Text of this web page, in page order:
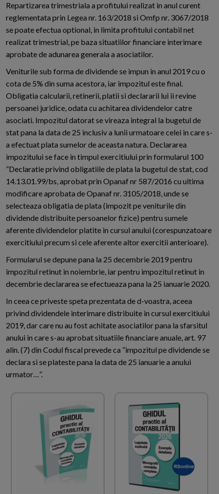
Repartizarea trimestriala a profitului realizat in anul curent
reglementata prin Legea nr. 163/2018 si Omfp nr. 3067/2018
se poate efectua optional, in limita profitului contabil net
realizat trimestrial, pe baza situatiilor financiare interimare
aprobate de adunarea generala a asociatilor.
Veniturile sub forma de dividende se impun in anul 2019 cu o
cota de 5% din suma acestora, iar impozitul este final.
Obligatia calcularii, retinerii, platii si declararii lui ii revine
persoanei juridice, odata cu achitarea dividendelor catre
asociati. Impozitul datorat se vireaza integral la bugetul de
stat pana la data de 25 inclusiv a lunii urmatoare celei in care s-
a efectuat plata sumelor de aceasta natura. Declararea
impozitului se face in timpul exercitiului prin formularul 100
”Declaratie privind obligatiile de plata la bugetul de stat, cod
14.13.01.99/bs, aprobat prin Opanaf nr 587/2016 cu ultima
modificare aprobata de Opanaf nr. 3105/2018, unde se
selecteaza obligatia de plata (impozit pe veniturile din
dividende distribuite persoanelor fizice) pentru sumele
aferente dividendelor platite in cursul anului (corespunzatoare
exercitiului precum si cele aferente altor exercitii anterioare).
Formularul se depune pana la 25 decembrie 2019 pentru
impozitul retinut in noiembrie, iar pentru impozitul retinut in
decembrie declararea se efectueaza pana la 25 ianuarie 2020.
In ceea ce priveste speta prezentata de d-voastra, aceea
privind dividendele interimare distribuite in cursul exercitiului
2019, dar care nu au fost achitate asociatilor pana la sfarsitul
anului in care s-au aprobat situatiile financiare anuale, art. 97
alin. (7) din Codul fiscal prevede ca ”impozitul pe dividende se
declara si se plateste pana la data de 25 ianuarie a anului
urmator…”.